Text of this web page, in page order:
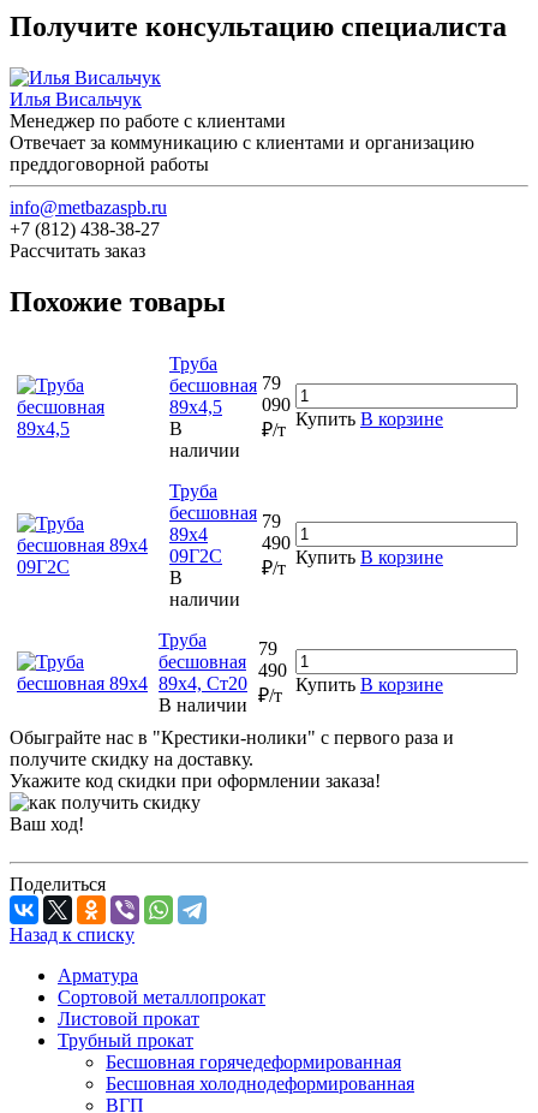
Получите консультацию специалиста
Илья Висальчук
Менеджер по работе с клиентами
Отвечает за коммуникацию с клиентами и организацию
преддоговорной работы
info@metbazaspb.ru
+7 (812) 438-38-27
Рассчитать заказ
Похожие товары
Труба
бесшовная
89х4,5
В
наличии
79
090
₽/т
Купить В корзине
Труба
бесшовная
89х4
09Г2С
В
наличии
79
490
₽/т
Купить В корзине
Труба
бесшовная
89х4, Ст20
В наличии
79
490
₽/т
Купить В корзине
Обыграйте нас в "Крестики-нолики" с первого раза и
получите скидку на доставку.
Укажите код скидки при оформлении заказа!
Ваш ход!
Поделиться
Назад к списку
Арматура
Сортовой металлопрокат
Листовой прокат
Трубный прокат
Бесшовная горячедеформированная
Бесшовная холоднодеформированная
ВГП